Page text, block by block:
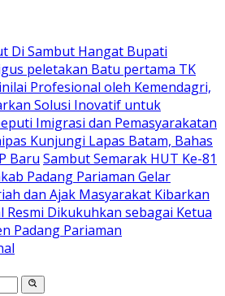
Di Sambut Hangat Bupati
peletakan Batu pertama TK
Profesional oleh Kemendagri,
Solusi Inovatif untuk
Imigrasi dan Pemasyarakatan
Kunjungi Lapas Batam, Bahas
Baru Sambut Semarak HUT Ke-81
Padang Pariaman Gelar
dan Ajak Masyarakat Kibarkan
Resmi Dikukuhkan sebagai Ketua
Padang ‎Pariaman